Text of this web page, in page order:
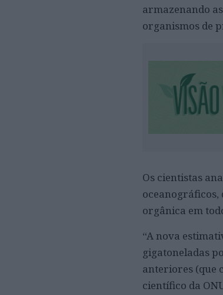
armazenando
organismos de
Os cientistas
oceanográficos,
orgânica em
“A nova
gigatoneladas
anteriores (que
científico da